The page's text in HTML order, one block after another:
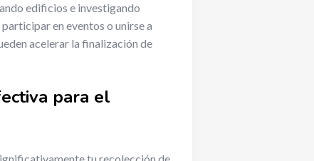
edificios e investigando
en eventos o unirse a
acelerar la finalización de
para el